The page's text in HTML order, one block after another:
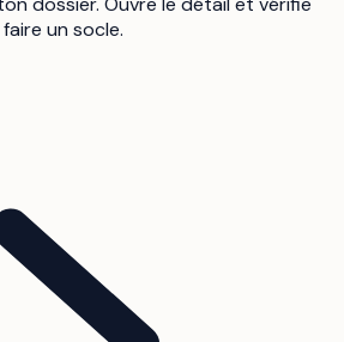
un socle.